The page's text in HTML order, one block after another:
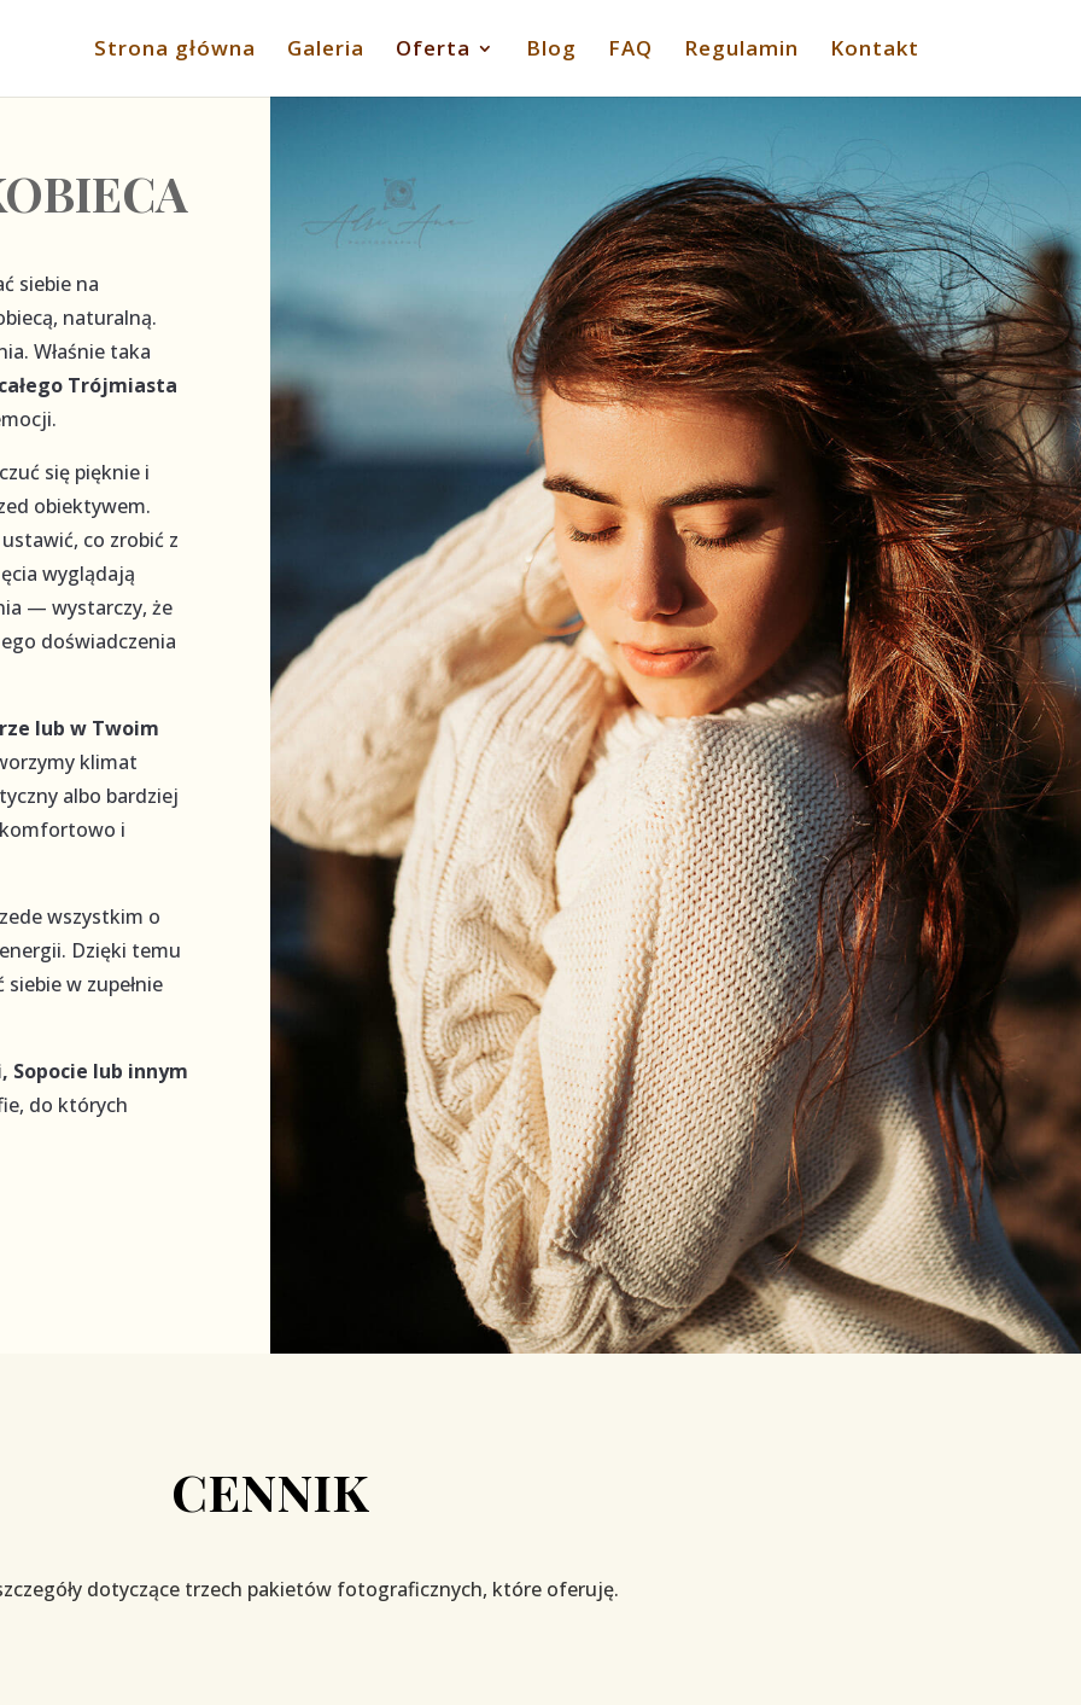
Strona główna Galeria Oferta Blog FAQ Regulamin Kontakt
siebie na
naturalną.
Właśnie taka
Trójmiasta
się pięknie i
obiektywem.
co zrobić z
wyglądają
— wystarczy, że
doświadczenia
lub w Twoim
klimat
albo bardziej
komfortowo i
wszystkim o
Dzięki temu
w zupełnie
Sopocie lub innym
do których
CENNIK
dotyczące trzech pakietów fotograficznych, które oferuję.